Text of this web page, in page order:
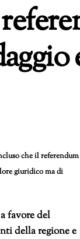
che il referendum
giuridico ma di
a favore del
della regione e